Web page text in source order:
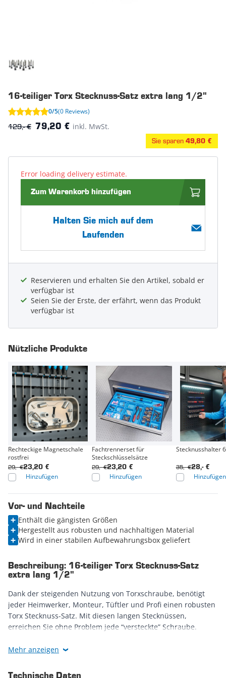
16-teiliger Torx Stecknuss-Satz extra lang 1/2"
0/5(0 Reviews)
129,- € 79,20 € inkl. MwSt.
Sie sparen 49,80 €
Error loading delivery estimate.
Zum Warenkorb hinzufügen
Halten Sie mich auf dem
Laufenden
Reservieren und erhalten Sie den Artikel, sobald er
verfügbar ist
Seien Sie der Erste, der erfährt, wenn das Produkt
verfügbar ist
Nützliche Produkte
Rechteckige Magnetschale
rostfrei
23,20 €
29,- €
Hinzufügen
Fachtrennerset für
Steckschlüsselsätze
23,20 €
29,- €
Hinzufügen
Stecknusshalter
28,- €
35,- €
Hinzufügen
Vor- und Nachteile
Enthält die gängisten Größen
Hergestellt aus robusten und nachhaltigen Material
Wird in einer stabilen Aufbewahrungsbox geliefert
Beschreibung: 16-teiliger Torx Stecknuss-Satz
extra lang 1/2"
Dank der steigenden Nutzung von Torxschraube, benötigt
jeder Heimwerker, Monteur, Tüftler und Profi einen robusten
Torx Stecknuss-Satz. Mit diesen langen Stecknüssen,
erreichen Sie ohne Problem jede “versteckte” Schraube.
Die Stecknuss haben eine
Mehr anzeigen
Technische Daten